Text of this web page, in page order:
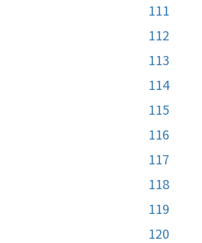
111
112
113
114
115
116
117
118
119
120